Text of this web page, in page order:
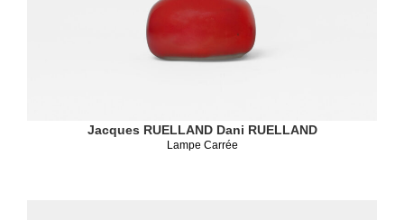
Jacques RUELLAND Dani RUELLAND
Lampe Carrée